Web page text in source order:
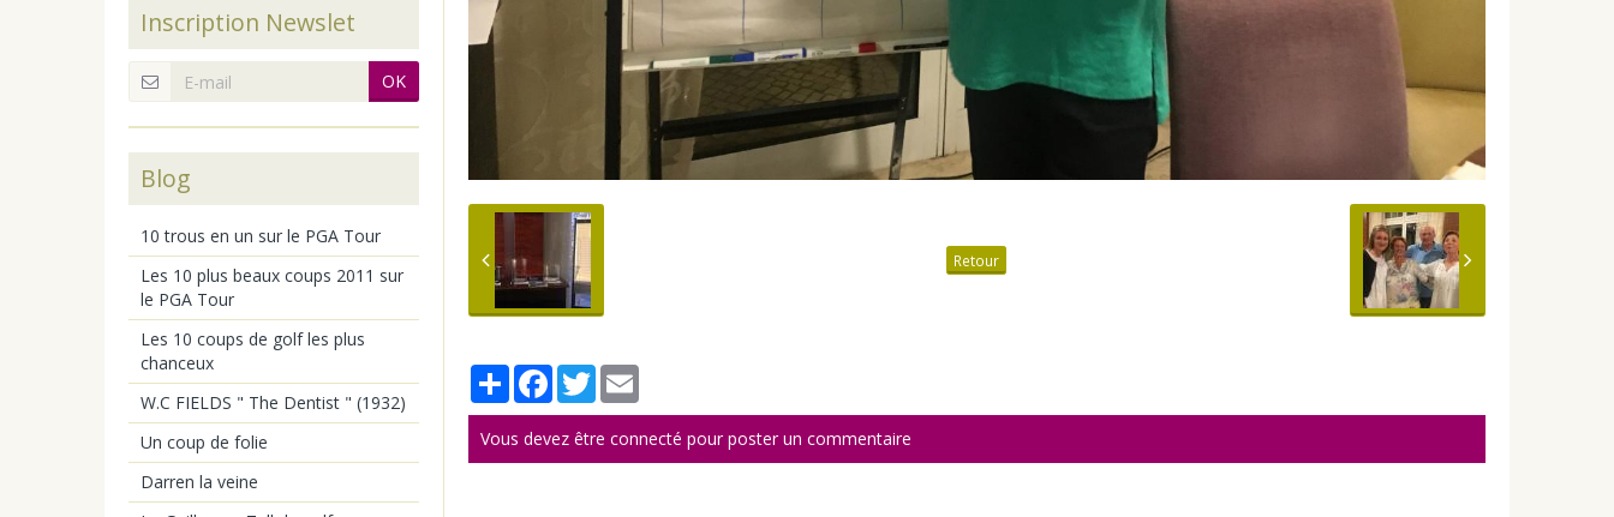
Retour
PartagerFacebook
TwitterEmail
Vous devez être connecté pour poster un commentaire
Inscription Newslet
OK
Blog
10 trous en un sur le PGA Tour
Les 10 plus beaux coups 2011 sur
le PGA Tour
Les 10 coups de golf les plus
chanceux
W.C FIELDS " The Dentist " (1932)
Un coup de folie
Darren la veine